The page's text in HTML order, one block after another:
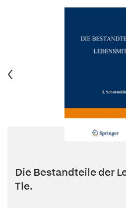
Die Bestandteile der
Tle.